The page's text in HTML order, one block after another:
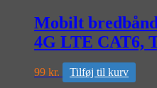
Mobilt
4G LTE CAT6,
99 kr. Tilføj til kurv